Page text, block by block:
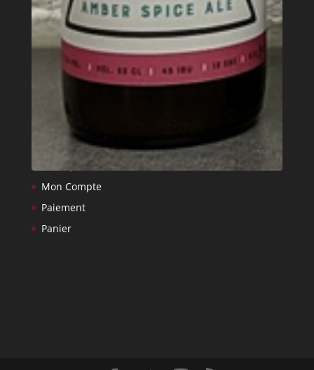
Connexion
Flux des publications
Flux des commentaires
Site de WordPress-FR
Boutique
Mon Compte
Paiement
Panier